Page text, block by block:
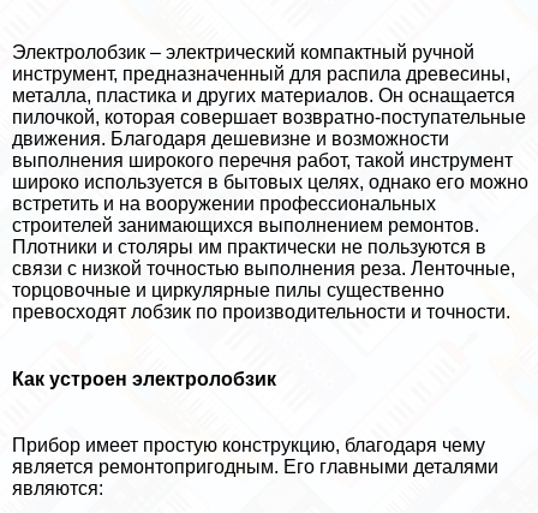
Электролобзик – электрический компактный ручной
инструмент, предназначенный для распила древесины,
металла, пластика и других материалов. Он оснащается
пилочкой, которая совершает возвратно-поступательные
движения. Благодаря дешевизне и возможности
выполнения широкого перечня работ, такой инструмент
широко используется в бытовых целях, однако его можно
встретить и на вооружении профессиональных
строителей занимающихся выполнением ремонтов.
Плотники и столяры им пpaктически не пользуются в
связи с низкой точностью выполнения реза. Ленточные,
торцовочные и циркулярные пилы существенно
превосходят лобзик по производительности и точности.
Как устроен электролобзик
Прибор имеет простую конструкцию, благодаря чему
является ремонтопригодным. Его главными деталями
являются: